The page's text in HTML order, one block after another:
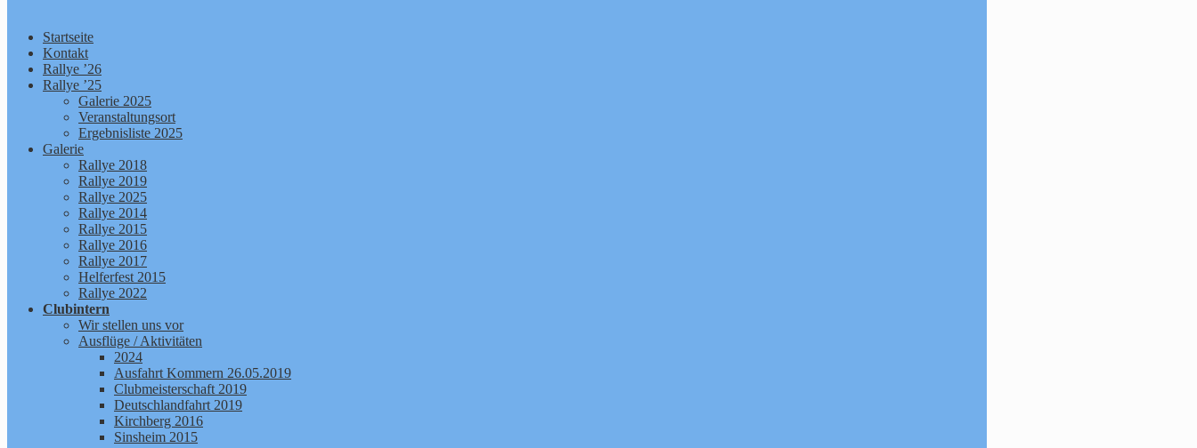
Startseite
Kontakt
Rallye ’26
Rallye ’25
Galerie 2025
Veranstaltungsort
Ergebnisliste 2025
Galerie
Rallye 2018
Rallye 2019
Rallye 2025
Rallye 2014
Rallye 2015
Rallye 2016
Rallye 2017
Helferfest 2015
Rallye 2022
Clubintern
Wir stellen uns vor
Ausflüge / Aktivitäten
2024
Ausfahrt Kommern 26.05.2019
Clubmeisterschaft 2019
Deutschlandfahrt 2019
Kirchberg 2016
Sinsheim 2015